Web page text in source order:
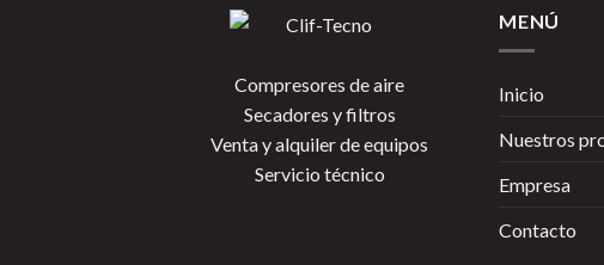
Compresores de aire
Secadores y filtros
Venta y alquiler de equipos
Servicio técnico
MENÚ
Inicio
Nuestros
Empresa
Contacto